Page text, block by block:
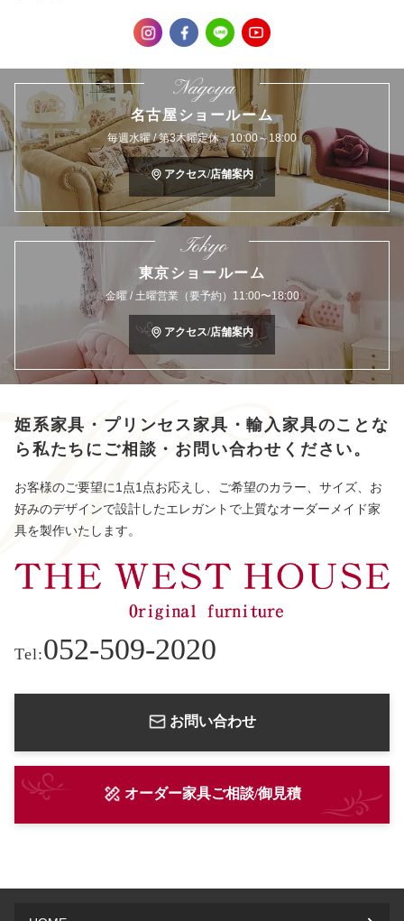
Nagoya
名古屋ショールーム
毎週水曜 / 第3木曜定休 10:00～18:00
アクセス/店舗案内
Tokyo
東京ショールーム
金曜 / 土曜営業（要予約）11:00〜18:00
アクセス/店舗案内
姫系家具・プリンセス家具・輸入家具のことな
ら 私たちにご相談・お問い合わせください。
お客様のご要望に1点1点お応えし、ご希望のカラー、サイズ、お
好みのデザインで設計したエレガントで上質なオーダーメイド家
具を製作いたします。
Tel:052-509-2020
お問い合わせ
オーダー家具ご相談/御見積